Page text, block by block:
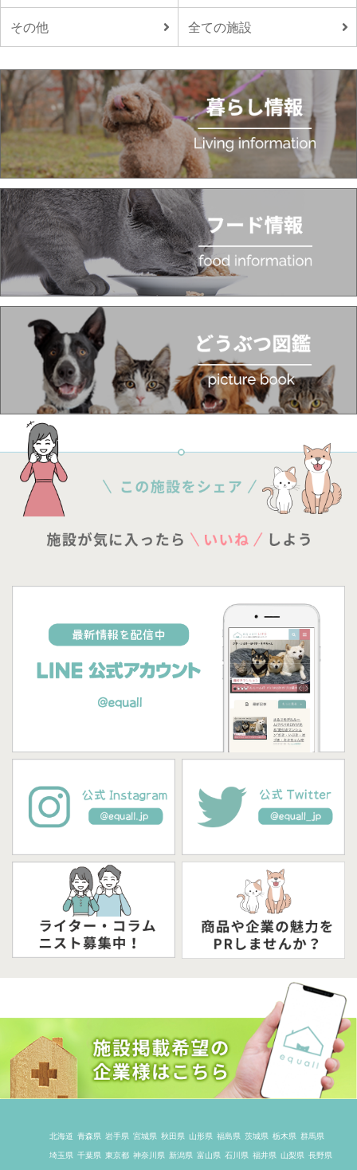
その他 全ての施設
北海道 青森県 岩手県 宮城県 秋田県 山形県 福島県 茨城県 栃木県 群馬県
埼玉県 千葉県 東京都 神奈川県 新潟県 富山県 石川県 福井県 山梨県 長野県